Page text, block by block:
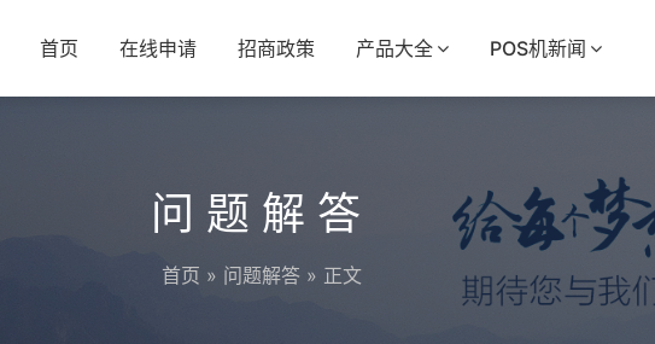
首页 在线申请 招商政策 产品大全 POS机新闻
问题解答
首页 » 问题解答 » 正文